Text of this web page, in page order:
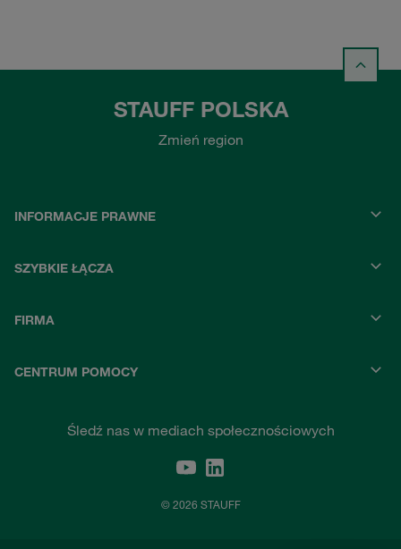
STAUFF POLSKA
Zmień region
INFORMACJE PRAWNE
SZYBKIE ŁĄCZA
FIRMA
CENTRUM POMOCY
Śledź nas w mediach społecznościowych
© 2026 STAUFF